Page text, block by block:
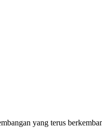
yang terus